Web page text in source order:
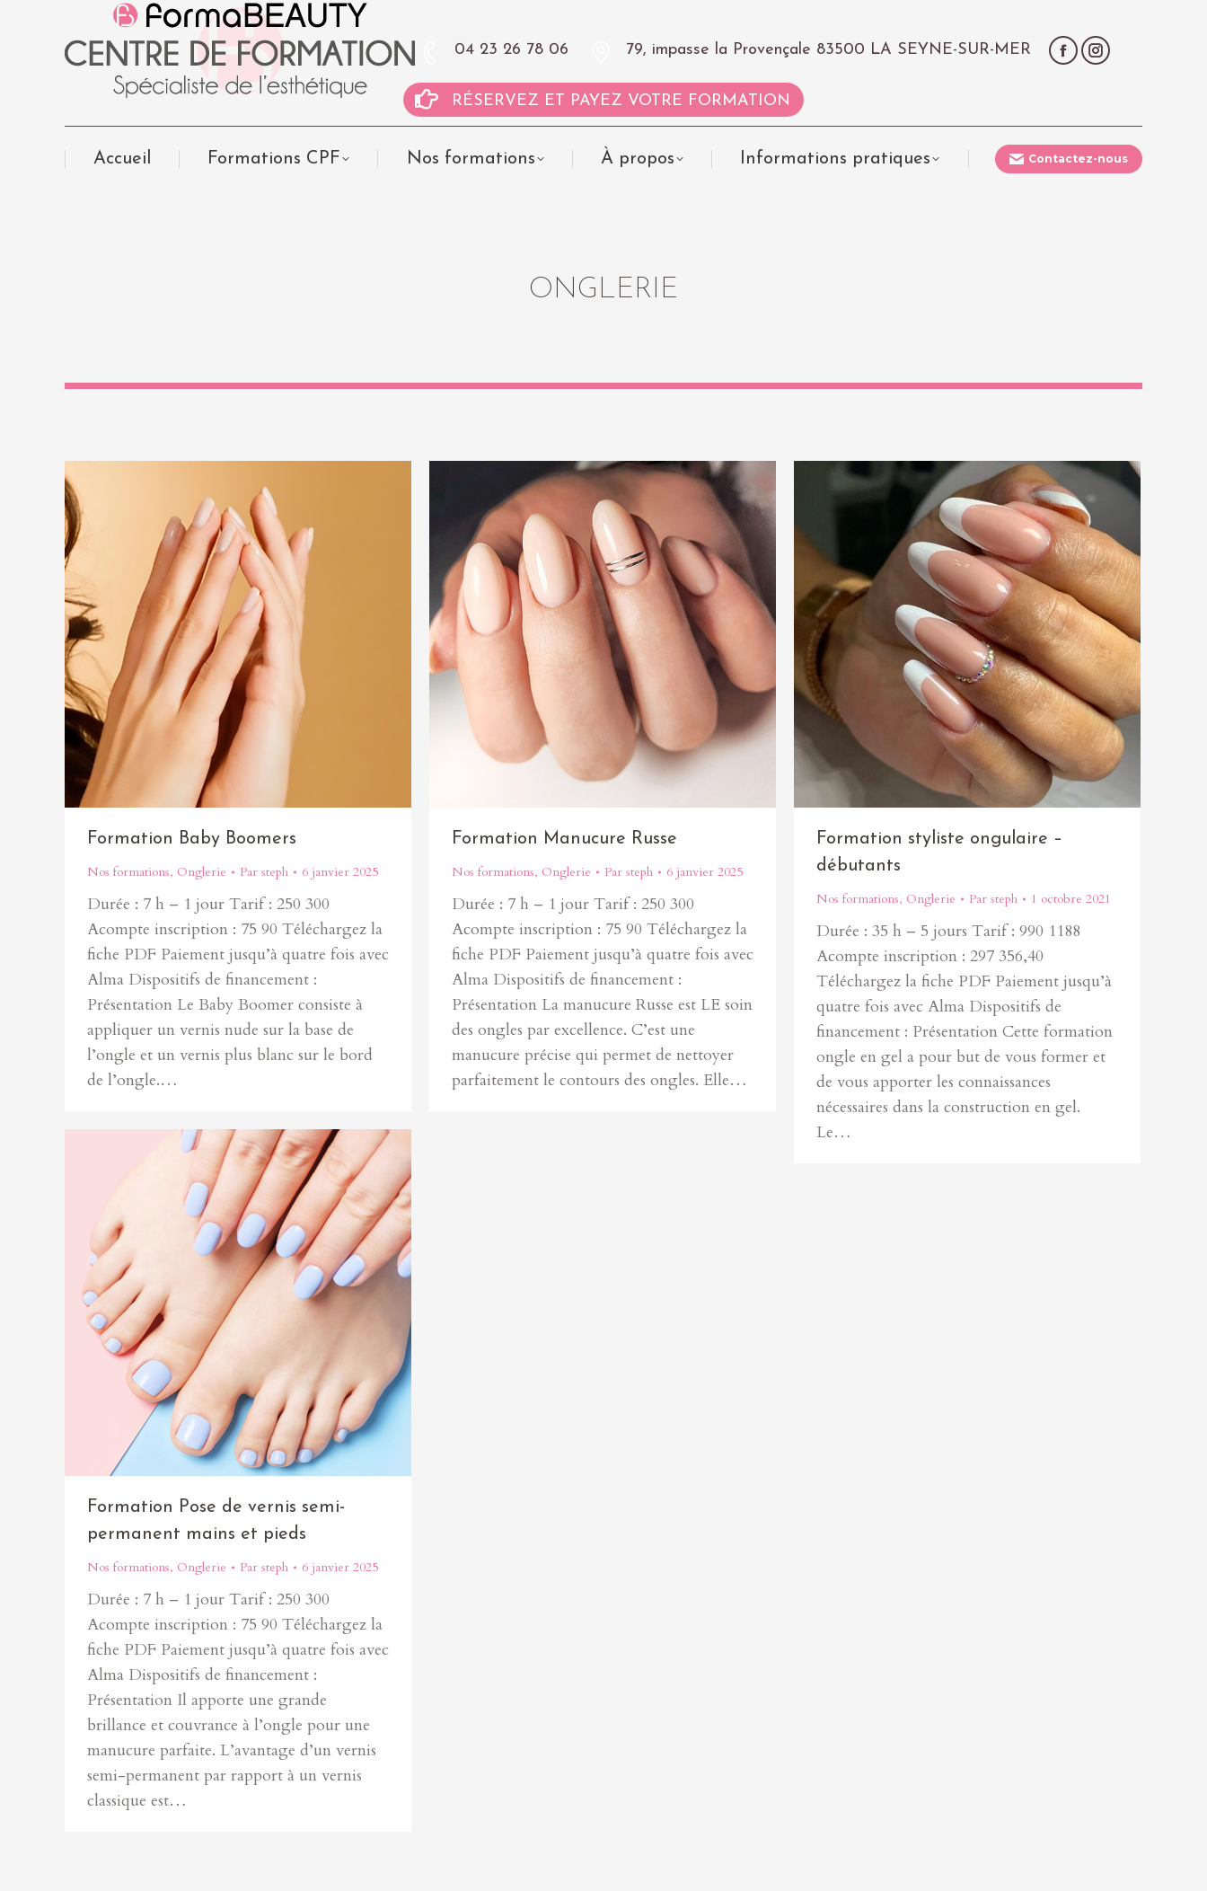
04 23 26 78 06 79, impasse la Provençale 83500 LA SEYNE-SUR-MER
RÉSERVEZ ET PAYEZ VOTRE FORMATION
Accueil Formations CPF Nos formations À propos Informations pratiques Contactez-nous
ONGLERIE
Formation Baby Boomers
Nos formations, Onglerie Par steph 6 janvier 2025
Durée : 7 h – 1 jour Tarif : 250 300
Acompte inscription : 75 90 Téléchargez la
fiche PDF Paiement jusqu’à quatre fois avec
Alma Dispositifs de financement :
Présentation Le Baby Boomer consiste à
appliquer un vernis nude sur la base de
l’ongle et un vernis plus blanc sur le bord
de l’ongle.…
Formation Manucure Russe
Nos formations, Onglerie Par steph 6 janvier 2025
Durée : 7 h – 1 jour Tarif : 250 300
Acompte inscription : 75 90 Téléchargez la
fiche PDF Paiement jusqu’à quatre fois avec
Alma Dispositifs de financement :
Présentation La manucure Russe est LE soin
des ongles par excellence. C’est une
manucure précise qui permet de nettoyer
parfaitement le contours des ongles. Elle…
Formation styliste ongulaire –
débutants
Nos formations, Onglerie Par steph 1 octobre 2021
Durée : 35 h – 5 jours Tarif : 990 1188
Acompte inscription : 297 356,40
Téléchargez la fiche PDF Paiement jusqu’à
quatre fois avec Alma Dispositifs de
financement : Présentation Cette formation
ongle en gel a pour but de vous former et
de vous apporter les connaissances
nécessaires dans la construction en gel.
Le…
Formation Pose de vernis semi-
permanent mains et pieds
Nos formations, Onglerie Par steph 6 janvier 2025
Durée : 7 h – 1 jour Tarif : 250 300
Acompte inscription : 75 90 Téléchargez la
fiche PDF Paiement jusqu’à quatre fois avec
Alma Dispositifs de financement :
Présentation Il apporte une grande
brillance et couvrance à l’ongle pour une
manucure parfaite. L’avantage d’un vernis
semi-permanent par rapport à un vernis
classique est…